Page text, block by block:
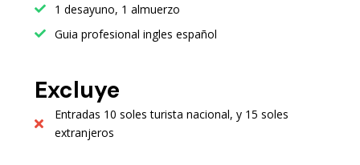
1 desayuno, 1 almuerzo
Guia profesional ingles español
Excluye
Entradas 10 soles turista nacional, y 15 soles
extranjeros